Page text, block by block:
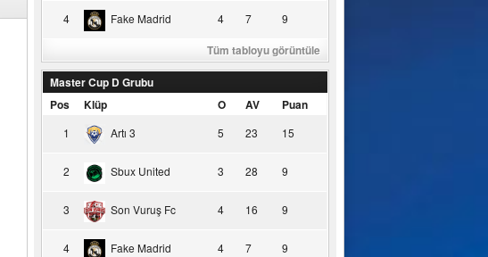
4 Fake Madrid 4 7 9
Tüm tabloyu görüntüle
Master Cup D Grubu
Pos
Klüp O AV Puan
1 Artı 3 5 23 15
2 Sbux United 3 28 9
3 Son Vuruş Fc 4 16 9
4 Fake Madrid 4 7 9